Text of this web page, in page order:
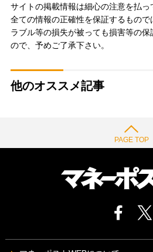
サイトの掲載情報は細心の注意を払
全ての情報の正確性を保証するもので
ラブル等の損失が被っても損害等の
ので、予めご了承下さい。
他のオススメ記事
PAGE TOP